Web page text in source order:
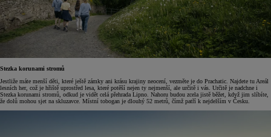
Stezka korunami stromů
Jestliže máte menší děti, které ještě zámky ani krásu krajiny neocení, vezměte je do Prachatic. Najdete tu Areál
lesních her, což je hřiště uprostřed lesa, které potěší nejen ty nejmenší, ale určitě i vás. Určitě je nadchne i
Stezka korunami stromů, odkud je vidět celá přehrada Lipno. Nahoru budou zcela jistě běžet, když jim slíbíte,
že dolů mohou sjet na skluzavce. Místní tobogan je dlouhý 52 metrů, čímž patří k nejdelším v Česku.